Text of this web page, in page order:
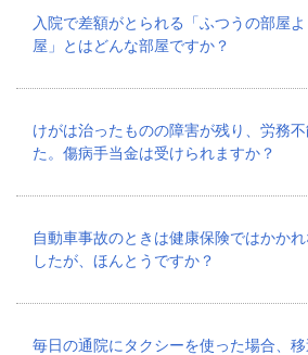
入院で差額がとられる「ふつうの部屋
屋」とはどんな部屋ですか？
けがは治ったものの障害が残り、労務
た。傷病手当金は受けられますか？
自動車事故のときは健康保険ではかか
したが、ほんとうですか？
毎日の通院にタクシーを使った場合、